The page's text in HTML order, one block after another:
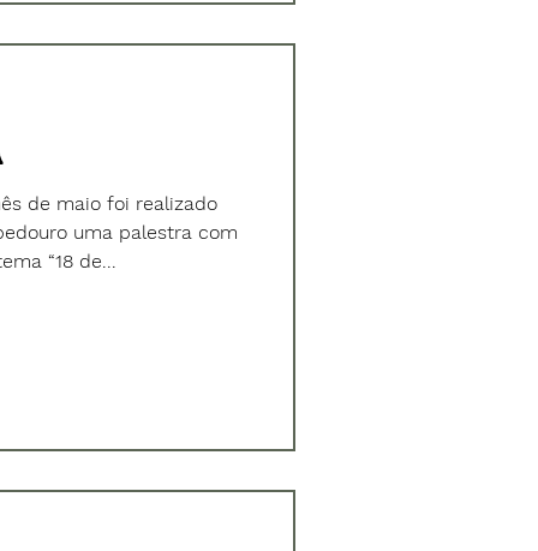
com
“18 de...